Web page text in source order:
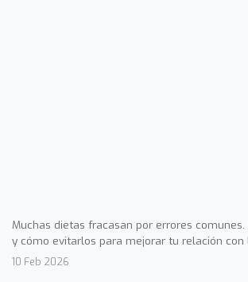
Muchas dietas fracasan por errores
y cómo evitarlos para mejorar tu relación con
10 Feb 2026